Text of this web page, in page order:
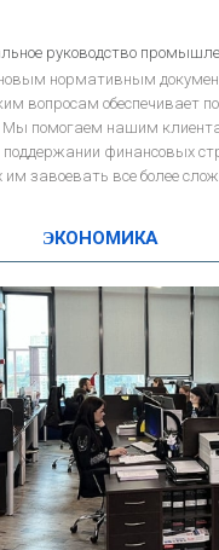
ВТБ24»
быстрых платежей за
руководство
нормативным
вопросам обеспечивает
Мы помогаем нашим
финансовых
завоевать все более
ЭКОНОМИКА